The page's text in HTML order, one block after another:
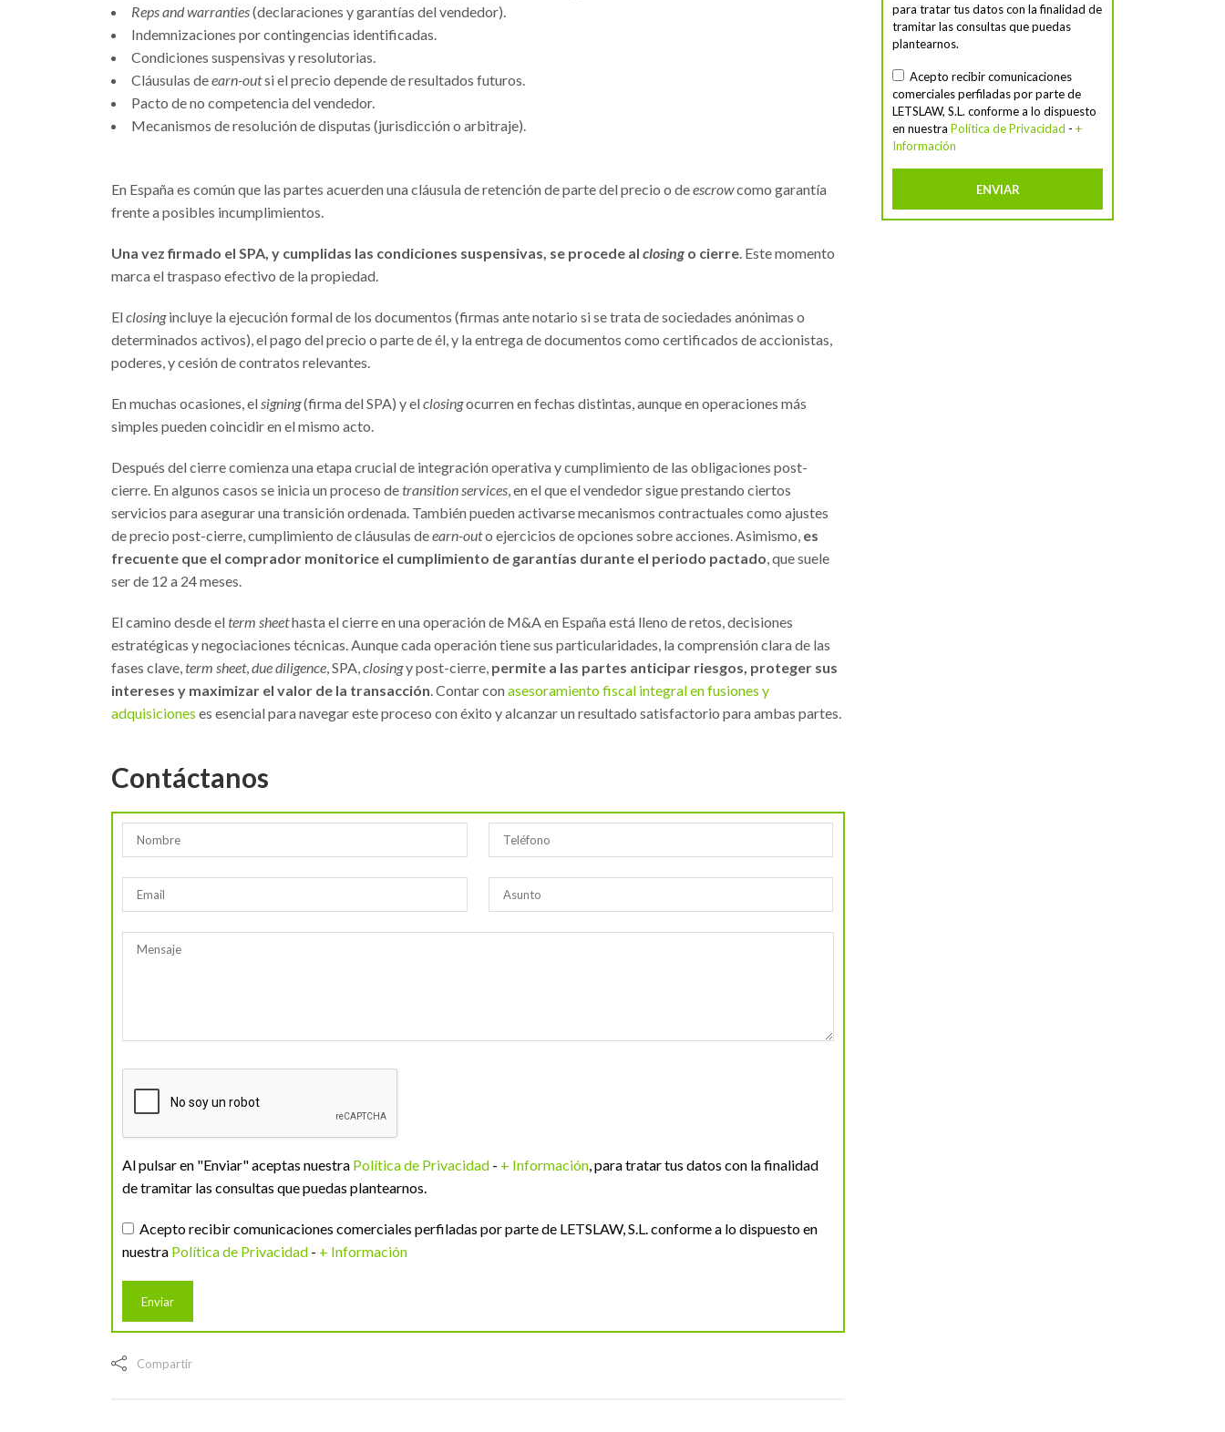
Reps and warranties(declaraciones y garantías del vendedor).
Indemnizaciones por contingencias identificadas.
Condiciones suspensivas y resolutorias.
Cláusulas deearn-outsi el precio depende de resultados futuros.
Pacto de no competencia del vendedor.
Mecanismos de resolución de disputas (jurisdicción o arbitraje).
En España es común que las partes acuerden una cláusula de retención de parte del precio o deescrowcomo garantía
frente a posibles incumplimientos.
Una vez firmado el SPA, y cumplidas las condiciones suspensivas, se procede al closing o cierre. Este momento
marca el traspaso efectivo de la propiedad.
Elclosingincluye la ejecución formal de los documentos (firmas ante notario si se trata de sociedades anónimas o
determinados activos), el pago del precio o parte de él, y la entrega de documentos como certificados de accionistas,
poderes, y cesión de contratos relevantes.
En muchas ocasiones, elsigning(firma del SPA) y elclosingocurren en fechas distintas, aunque en operaciones más
simples pueden coincidir en el mismo acto.
Después del cierre comienza una etapa crucial de integración operativa y cumplimiento de las obligaciones post-
cierre. En algunos casos se inicia un proceso detransition services, en el que el vendedor sigue prestando ciertos
servicios para asegurar una transición ordenada. También pueden activarse mecanismos contractuales como ajustes
de precio post-cierre, cumplimiento de cláusulas deearn-outo ejercicios de opciones sobre acciones. Asimismo, es
frecuente que el comprador monitorice el cumplimiento de garantías durante el periodo pactado, que suele
ser de 12 a 24 meses.
El camino desde elterm sheethasta el cierre en una operación de M&A en España está lleno de retos, decisiones
estratégicas y negociaciones técnicas. Aunque cada operación tiene sus particularidades, la comprensión clara de las
fases clave,term sheet,due diligence, SPA,closingy post-cierre, permite a las partes anticipar riesgos, proteger sus
intereses y maximizar el valor de la transacción. Contar conasesoramiento fiscal integral en fusiones y
adquisiciones es esencial para navegar este proceso con éxito y alcanzar un resultado satisfactorio para ambas partes.
Contáctanos
Al pulsar en "Enviar" aceptas nuestra Política de Privacidad - + Información, para tratar tus datos con la finalidad
de tramitar las consultas que puedas plantearnos.
Acepto recibir comunicaciones comerciales perfiladas por parte de LETSLAW, S.L. conforme a lo dispuesto en
nuestra Política de Privacidad - + Información
Compartir
para tratar tus datos con la finalidad de
tramitar las consultas que puedas
plantearnos.
Acepto recibir comunicaciones
comerciales perfiladas por parte de
LETSLAW, S.L. conforme a lo dispuesto
en nuestra Política de Privacidad - +
Información